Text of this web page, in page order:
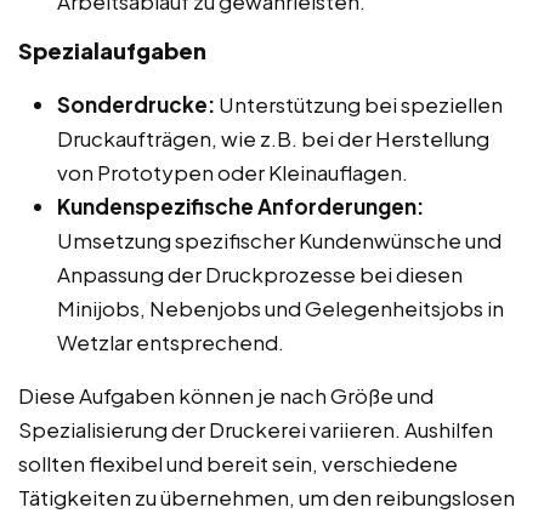
Spezialaufgaben
Sonderdrucke: Unterstützung bei speziellen
Druckaufträgen, wie z.B. bei der Herstellung
von Prototypen oder Kleinauflagen.
Kundenspezifische Anforderungen:
Umsetzung spezifischer Kundenwünsche und
Anpassung der Druckprozesse bei diesen
Minijobs, Nebenjobs und Gelegenheitsjobs in
Wetzlar entsprechend.
Diese Aufgaben können je nach Größe und
Spezialisierung der Druckerei variieren. Aushilfen
sollten flexibel und bereit sein, verschiedene
Tätigkeiten zu übernehmen, um den reibungslosen